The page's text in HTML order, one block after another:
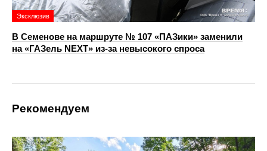
Эксклюзив
В Семенове на маршруте № 107 «ПАЗики» заменили
на «ГАЗель NEXT» из‑за невысокого спроса
Рекомендуем